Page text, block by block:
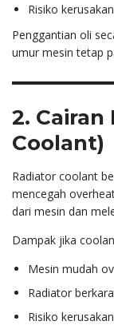
Risiko
Penggantian oli
umur mesin tetap
2.
Coolant)
Radiator coolant
mencegah
dari mesin dan
Dampak jika
Mesin mudah
Radiator
Risiko